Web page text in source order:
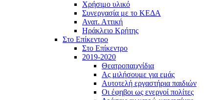
Χρήσιμο υλικό
Συνεργασία με το ΚΕΔΑ
Ανατ. Αττική
Ηράκλειο Κρήτης
Στο Επίκεντρο
Στο Επίκεντρο
2019-2020
Θεατροπαιχνίδια
Ας μιλήσουμε για εμάς
Αυτοτελή εργαστήρια παιδιών
Οι έφηβοι ως ενεργοί πολίτες